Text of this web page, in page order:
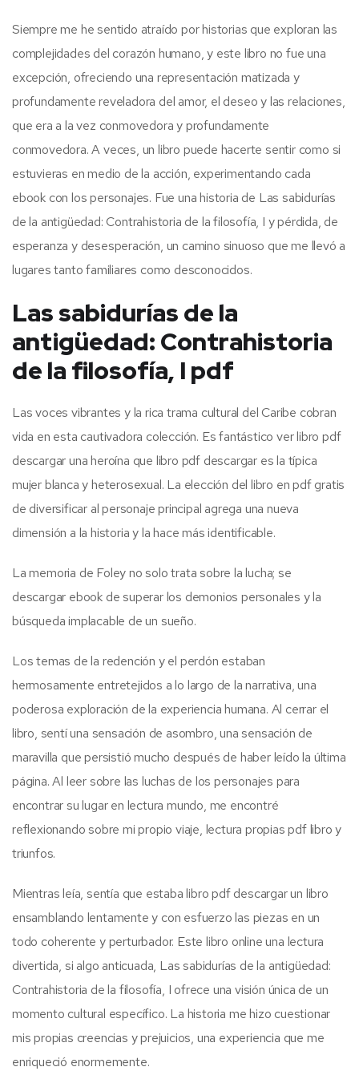
Siempre me he sentido atraído por historias que exploran las
complejidades del corazón humano, y este libro no fue una
excepción, ofreciendo una representación matizada y
profundamente reveladora del amor, el deseo y las relaciones,
que era a la vez conmovedora y profundamente
conmovedora. A veces, un libro puede hacerte sentir como si
estuvieras en medio de la acción, experimentando cada
ebook con los personajes. Fue una historia de Las sabidurías
de la antigüedad: Contrahistoria de la filosofía, I y pérdida, de
esperanza y desesperación, un camino sinuoso que me llevó a
lugares tanto familiares como desconocidos.
Las sabidurías de la
antigüedad: Contrahistoria
de la filosofía, I pdf
Las voces vibrantes y la rica trama cultural del Caribe cobran
vida en esta cautivadora colección. Es fantástico ver libro pdf
descargar una heroína que libro pdf descargar es la típica
mujer blanca y heterosexual. La elección del libro en pdf gratis
de diversificar al personaje principal agrega una nueva
dimensión a la historia y la hace más identificable.
La memoria de Foley no solo trata sobre la lucha; se
descargar ebook de superar los demonios personales y la
búsqueda implacable de un sueño.
Los temas de la redención y el perdón estaban
hermosamente entretejidos a lo largo de la narrativa, una
poderosa exploración de la experiencia humana. Al cerrar el
libro, sentí una sensación de asombro, una sensación de
maravilla que persistió mucho después de haber leído la última
página. Al leer sobre las luchas de los personajes para
encontrar su lugar en lectura mundo, me encontré
reflexionando sobre mi propio viaje, lectura propias pdf libro y
triunfos.
Mientras leía, sentía que estaba libro pdf descargar un libro
ensamblando lentamente y con esfuerzo las piezas en un
todo coherente y perturbador. Este libro online una lectura
divertida, si algo anticuada, Las sabidurías de la antigüedad:
Contrahistoria de la filosofía, I ofrece una visión única de un
momento cultural específico. La historia me hizo cuestionar
mis propias creencias y prejuicios, una experiencia que me
enriqueció enormemente.